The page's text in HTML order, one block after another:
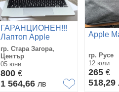
ГАРАНЦИОНЕН!!!
Лаптоп Apple
MacBook Air 13”,
M3, 8GB RAM /
256GB SSD
гр. Стара Загора,
Център
05 юни
800 €
1 564,66 лв
Apple
гр. Русе
12 юли
265 €
518,29